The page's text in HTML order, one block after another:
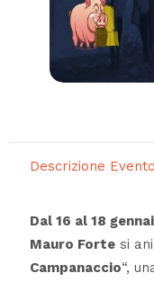
Descrizione Evento
Dal 16 al 18
Mauro Fortesi
Campanaccio“,